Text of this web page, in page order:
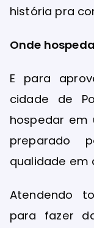
história pra
Onde
E para
cidade de
hospedar
preparado
qualidade em
Atendendo
para fazer